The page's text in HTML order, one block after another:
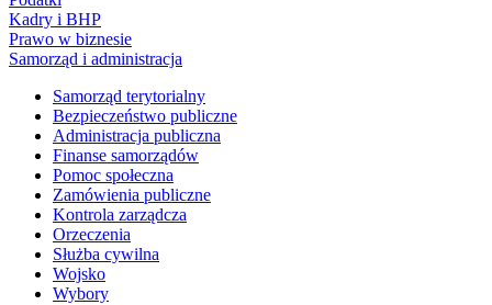
Kadry i BHP
Prawo w biznesie
Samorząd i administracja
Samorząd terytorialny
Bezpieczeństwo publiczne
Administracja publiczna
Finanse samorządów
Pomoc społeczna
Zamówienia publiczne
Kontrola zarządcza
Orzeczenia
Służba cywilna
Wojsko
Wybory